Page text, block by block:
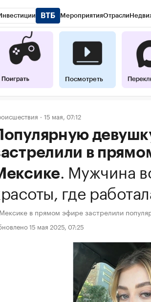
МероприятияОтрасли
Посмотреть
15 мая, 07:12
в
. Мужчина
где
в прямом эфире застрелили
15 мая 2025, 07:25